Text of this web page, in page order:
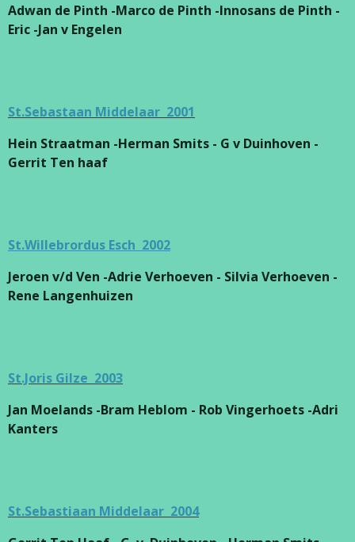
Adwan de Pinth -Marco de Pinth -Innosans de Pinth -
Eric -Jan v Engelen
St.Sebastaan Middelaar 2001
Hein Straatman -Herman Smits - G v Duinhoven -
Gerrit Ten haaf
St.Willebrordus Esch 2002
Jeroen v/d Ven -Adrie Verhoeven - Silvia Verhoeven -
Rene Langenhuizen
St.Joris Gilze 2003
Jan Moelands -Bram Heblom - Rob Vingerhoets -Adri
Kanters
St.Sebastiaan Middelaar 2004